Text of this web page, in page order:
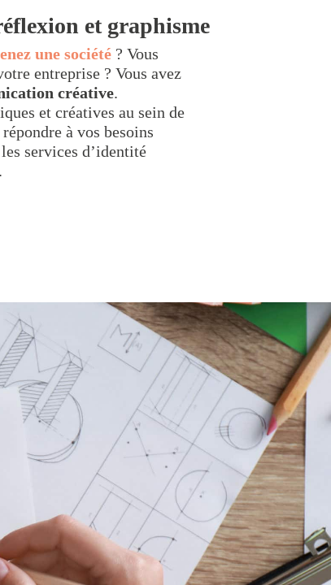
et graphisme
une société ? Vous
entreprise ? Vous avez
créative.
et créatives au sein de
à vos besoins
services d’identité